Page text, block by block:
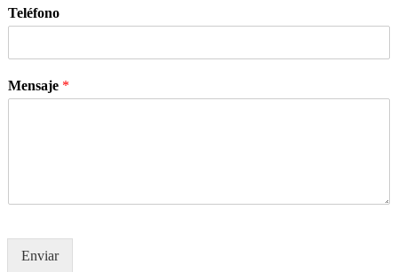
Teléfono
Mensaje *
Enviar